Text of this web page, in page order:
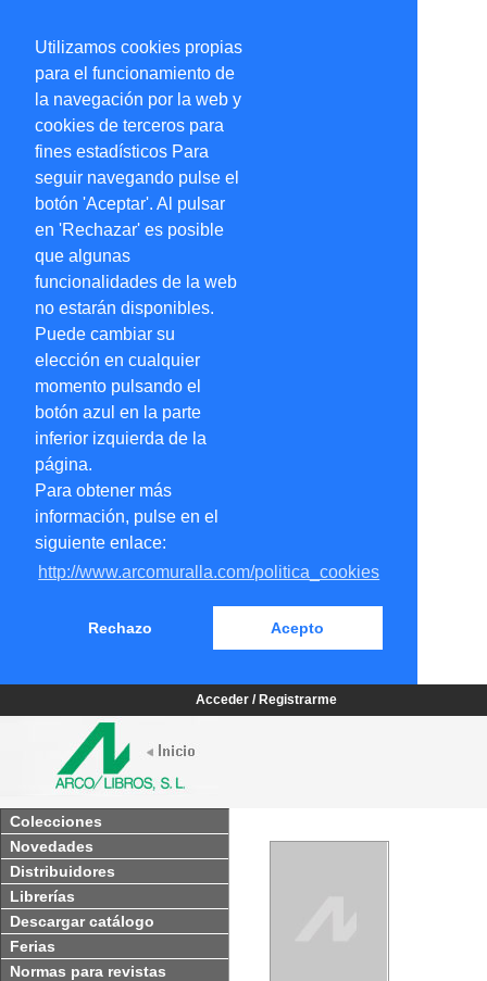
Utilizamos cookies propias
para el funcionamiento de
la navegación por la web y
cookies de terceros para
fines estadísticos Para
seguir navegando pulse el
botón 'Aceptar'. Al pulsar
en 'Rechazar' es posible
que algunas
funcionalidades de la web
no estarán disponibles.
Puede cambiar su
elección en cualquier
momento pulsando el
botón azul en la parte
inferior izquierda de la
página.
Para obtener más
información, pulse en el
siguiente enlace:
http://www.arcomuralla.com/politica_cookies
Rechazo Acepto
Acceder / Registrarme
Colecciones
Novedades
Distribuidores
Librerías
Descargar catálogo
Ferias
Normas para revistas